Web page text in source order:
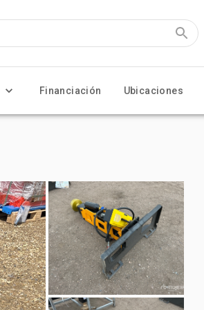
Financiación Ubicaciones